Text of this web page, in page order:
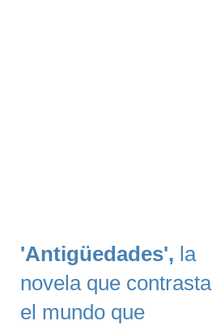
'Antigüedades', la
novela que contrasta
el mundo que